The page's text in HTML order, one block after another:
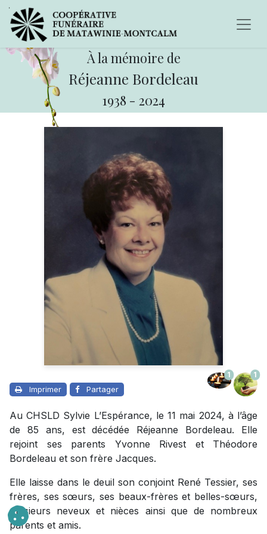
À la mémoire de
Réjeanne Bordeleau
1938 - 2024
Imprimer Partager
1 1
Au CHSLD Sylvie L’Espérance, le 11 mai 2024, à l’âge
de 85 ans, est décédée Réjeanne Bordeleau. Elle
rejoint ses parents Yvonne Rivest et Théodore
Bordeleau et son frère Jacques.
Elle laisse dans le deuil son conjoint René Tessier, ses
frères, ses sœurs, ses beaux-frères et belles-sœurs,
plusieurs neveux et nièces ainsi que de nombreux
parents et amis.